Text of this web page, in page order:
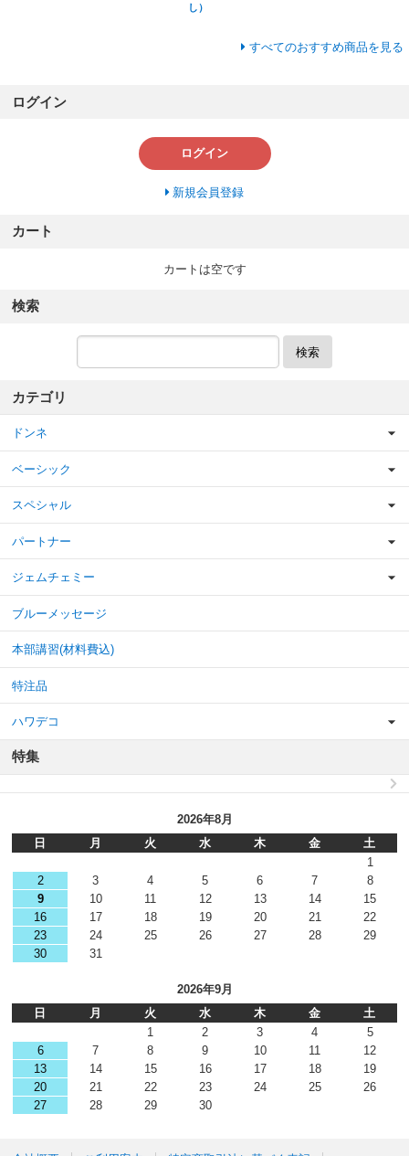
し）
すべてのおすすめ商品を見る
ログイン
ログイン
新規会員登録
カート
カートは空です
検索
検索
カテゴリ
ドンネ
ベーシック
スペシャル
パートナー
ジェムチェミー
ブルーメッセージ
本部講習(材料費込)
特注品
ハワデコ
特集
2026年8月
日
月 火 水 木 金
土
1
2
3 4 5 6 7
8
9
10 11 12 13 14
15
16
17 18 19 20 21
22
23
24 25 26 27 28
29
30
31
2026年9月
日
月 火 水 木 金
土
1
2 3 4
5
6
7 8 9 10 11
12
13
14 15 16 17 18
19
20
21 22 23 24 25
26
27
28 29 30